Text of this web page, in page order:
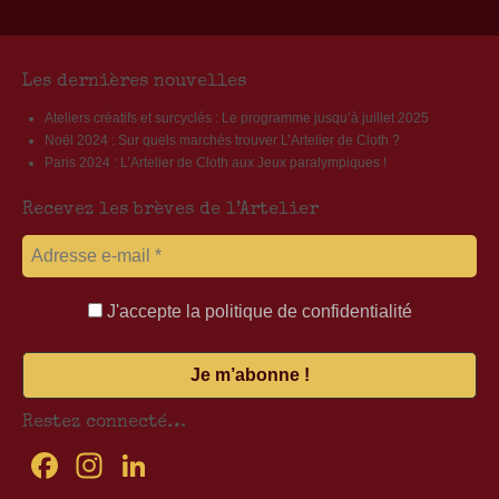
a
options
peuvent
être
sur
la
du
Les dernières nouvelles
Ateliers créatifs et surcyclés : Le programme jusqu’à juillet 2025
Noël 2024 : Sur quels marchés trouver L’Artelier de Cloth ?
Paris 2024 : L’Artelier de Cloth aux Jeux paralympiques !
Recevez les brèves de l’Artelier
J'accepte la politique de confidentialité
Restez connecté…
Facebook
Instagram